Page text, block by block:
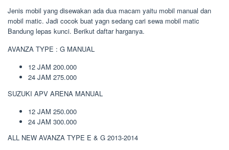
Jenis mobil yang disewakan ada dua macam yaitu mobil manual dan
mobil matic. Jadi cocok buat yagn sedang cari sewa mobil matic
Bandung lepas kunci. Berikut daftar harganya.
AVANZA TYPE : G MANUAL
12 JAM 200.000
24 JAM 275.000
SUZUKI APV ARENA MANUAL
12 JAM 250.000
24 JAM 300.000
ALL NEW AVANZA TYPE E & G 2013-2014